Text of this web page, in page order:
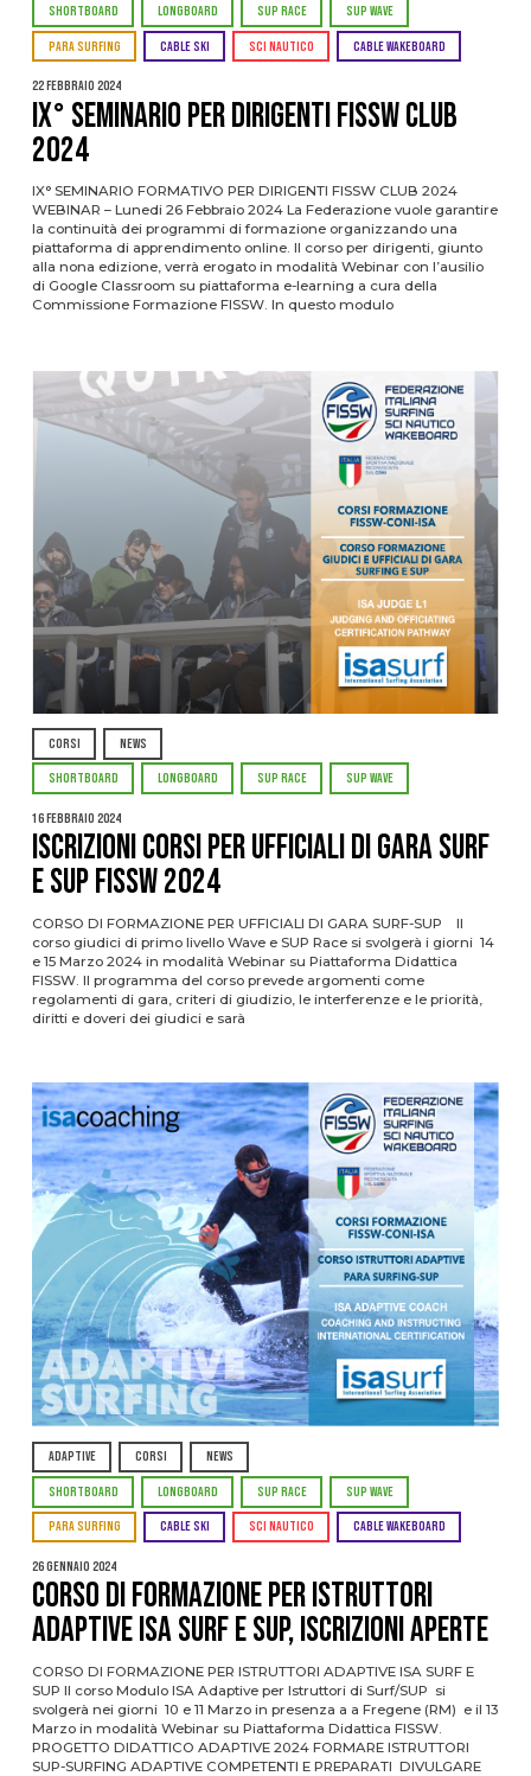
SHORTBOARD LONGBOARD SUP RACE SUP WAVE
PARA SURFING CABLE SKI SCI NAUTICO CABLE WAKEBOARD
22 Febbraio 2024
IX° SEMINARIO PER DIRIGENTI FISSW CLUB
2024
IX° SEMINARIO FORMATIVO PER DIRIGENTI FISSW CLUB 2024
WEBINAR – Lunedi 26 Febbraio 2024 La Federazione vuole garantire
la continuità dei programmi di formazione organizzando una
piattaforma di apprendimento online. Il corso per dirigenti, giunto
alla nona edizione, verrà erogato in modalità Webinar con l’ausilio
di Google Classroom su piattaforma e-learning a cura della
Commissione Formazione FISSW. In questo modulo
CORSI NEWS
SHORTBOARD LONGBOARD SUP RACE SUP WAVE
16 Febbraio 2024
ISCRIZIONI CORSI PER UFFICIALI DI GARA SURF
E SUP FISSW 2024
CORSO DI FORMAZIONE PER UFFICIALI DI GARA SURF-SUP Il
corso giudici di primo livello Wave e SUP Race si svolgerà i giorni 14
e 15 Marzo 2024 in modalità Webinar su Piattaforma Didattica
FISSW. Il programma del corso prevede argomenti come
regolamenti di gara, criteri di giudizio, le interferenze e le priorità,
diritti e doveri dei giudici e sarà
ADAPTIVE CORSI NEWS
SHORTBOARD LONGBOARD SUP RACE SUP WAVE
PARA SURFING CABLE SKI SCI NAUTICO CABLE WAKEBOARD
26 Gennaio 2024
CORSO DI FORMAZIONE PER ISTRUTTORI
ADAPTIVE ISA SURF E SUP, ISCRIZIONI APERTE
CORSO DI FORMAZIONE PER ISTRUTTORI ADAPTIVE ISA SURF E
SUP Il corso Modulo ISA Adaptive per Istruttori di Surf/SUP si
svolgerà nei giorni 10 e 11 Marzo in presenza a a Fregene (RM) e il 13
Marzo in modalità Webinar su Piattaforma Didattica FISSW.
PROGETTO DIDATTICO ADAPTIVE 2024 FORMARE ISTRUTTORI
SUP-SURFING ADAPTIVE COMPETENTI E PREPARATI DIVULGARE